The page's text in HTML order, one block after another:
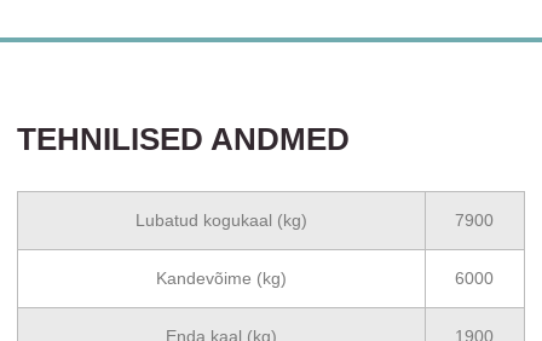
TEHNILISED ANDMED
Lubatud kogukaal (kg) 7900
Kandevõime (kg) 6000
Enda kaal (kg) 1900